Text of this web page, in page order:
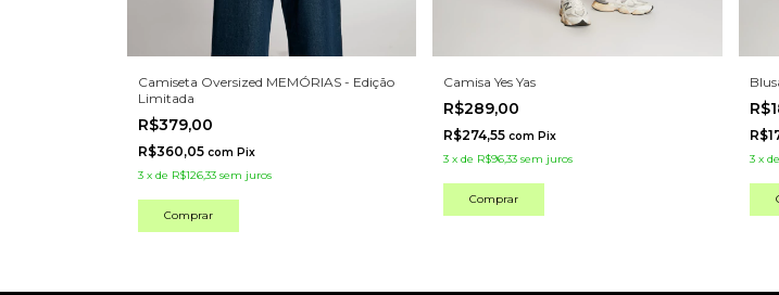
Camiseta Oversized MEMÓRIAS - Edição
Limitada
R$379,00
R$360,05 com Pix
3 x de R$126,33 sem juros
Comprar
Camisa Yes Yas
R$289,00
R$274,55com Pix
3 xde R$96,33 sem juros
Comprar
3 x de